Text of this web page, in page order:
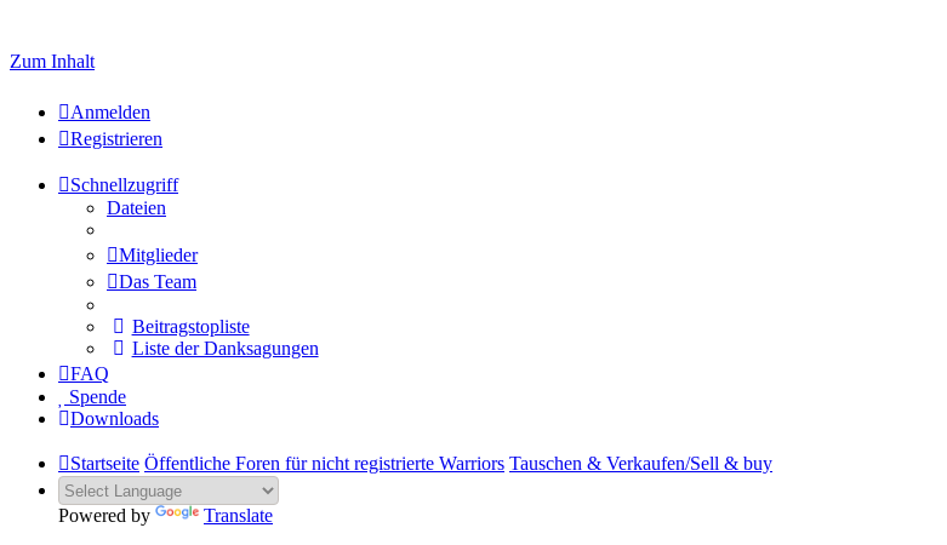
Zum Inhalt
Anmelden
Registrieren
Schnellzugriff
Dateien
Mitglieder
Das Team
Beitragstopliste
Liste der Danksagungen
FAQ
Spende
Downloads
Startseite Öffentliche Foren für nicht registrierte Warriors Tauschen & Verkaufen/Sell & buy
Powered by
Translate